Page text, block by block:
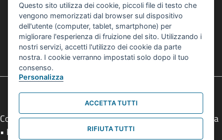
Email Centro Interculturale Zonarelli
interculturalezonarelli@comune.bologna.it
Informativa Privacy e Cookies
Informativa privacy e cookies
© 2026 Centro Interculturale Zonarelli
Tutti i diritti sono riservati
Comune di Bologna • Piazza Maggiore, 6 - 40124 Bologna
• P.Iva 01232710374 • Tel.051 2193111
Questo sito utilizza dei cookie, piccoli file di testo che
vengono memorizzati dal browser sul dispositivo
dell'utente (computer, tablet, smartphone) per
migliorare l'esperienza di fruizione del sito. Utilizzando i
nostri servizi, accetti l'utilizzo dei cookie da parte
nostra. I cookie verranno impostati solo dopo il tuo
consenso.
Personalizza
ACCETTA TUTTI
RIFIUTA TUTTI